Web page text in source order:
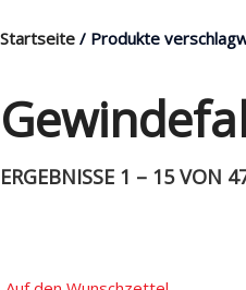
Startseite / Produkte
ERGEBNISSE 1 – 15 VON